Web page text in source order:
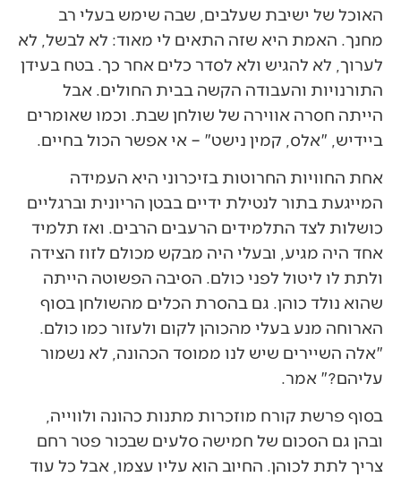
האוכל של ישיבת שעלבים, שבה שימש בעלי רב
מחנך. האמת היא שזה התאים לי מאוד: לא לבשל, לא
לערוך, לא להגיש ולא לסדר כלים אחר כך. בטח בעידן
התורנויות והעבודה הקשה בבית החולים. אבל
הייתה חסרה אווירה של שולחן שבת. וכמו שאומרים
ביידיש, "אלס, קמין נישט" – אי אפשר הכול בחיים.
אחת החוויות החרוטות בזיכרוני היא העמידה
המייגעת בתור לנטילת ידיים בבטן הריונית וברגליים
כושלות לצד התלמידים הרעבים הרבים. ואז תלמיד
אחד היה מגיע, ובעלי היה מבקש מכולם לזוז הצידה
ולתת לו ליטול לפני כולם. הסיבה הפשוטה הייתה
שהוא נולד כוהן. גם בהסרת הכלים מהשולחן בסוף
הארוחה מנע בעלי מהכוהן לקום ולעזור כמו כולם.
"אלה השיירים שיש לנו ממוסד הכהונה, לא נשמור
עליהם?" אמר.
בסוף פרשת קורח מוזכרות מתנות כהונה ולווייה,
ובהן גם הסכום של חמישה סלעים שבכור פטר רחם
צריך לתת לכוהן. החיוב הוא עליו עצמו, אבל כל עוד